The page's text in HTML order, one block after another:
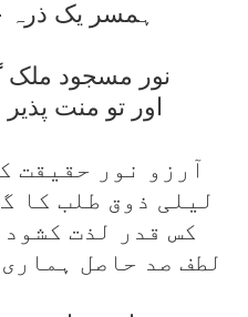
ہمسر يک ذرہ
نور مسجود ملک
اور تو منت
آرزو نور حقيقت
ليلی ذوق طلب کا
کس قدر لذت
لطف صد حاصل